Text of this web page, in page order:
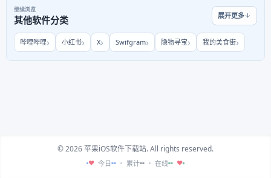
继续浏览
其他软件分类 展开更多
哔哩哔哩 小红书 X Swifgram 隐物寻宝 我的美食街
© 2026 苹果iOS软件下载站. All rights reserved.
♥ 今日-- 累计-- 在线-- ♥